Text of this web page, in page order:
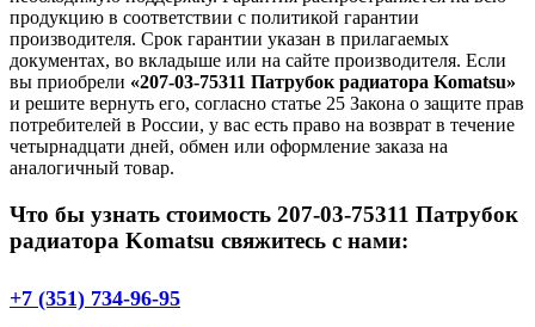
продукцию в соответствии с политикой гарантии
производителя. Срок гарантии указан в прилагаемых
документах, во вкладыше или на сайте производителя. Если
вы приобрели «207-03-75311 Патрубок радиатора Komatsu»
и решите вернуть его, согласно статье 25 Закона о защите прав
потребителей в России, у вас есть право на возврат в течение
четырнадцати дней, обмен или оформление заказа на
аналогичный товар.
Что бы узнать стоимость 207-03-75311 Патрубок
радиатора Komatsu свяжитесь с нами:
+7 (351) 734-96-95